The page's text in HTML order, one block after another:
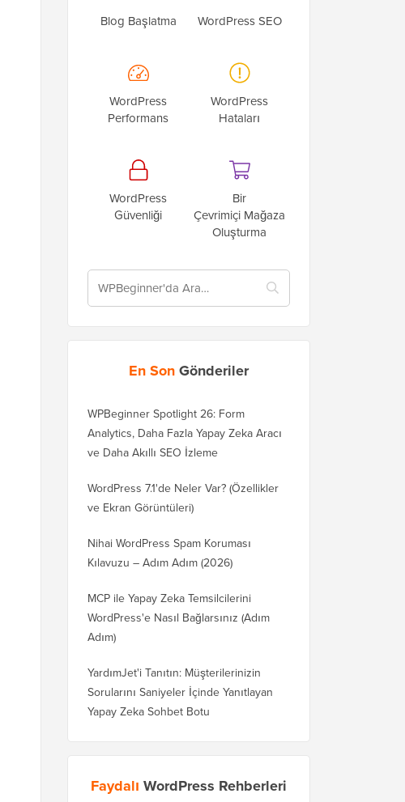
Blog Başlatma WordPress SEO
WordPress
Performans
WordPress
Hataları
WordPress
Güvenliği
Bir
Çevrimiçi Mağaza
Oluşturma
En SonGönderiler
WPBeginner Spotlight 26: Form
Analytics, Daha Fazla Yapay Zeka Aracı
ve Daha Akıllı SEO İzleme
WordPress 7.1'de Neler Var? (Özellikler
ve Ekran Görüntüleri)
Nihai WordPress Spam Koruması
Kılavuzu – Adım Adım (2026)
MCP ile Yapay Zeka Temsilcilerini
WordPress'e Nasıl Bağlarsınız (Adım
Adım)
YardımJet'i Tanıtın: Müşterilerinizin
Sorularını Saniyeler İçinde Yanıtlayan
Yapay Zeka Sohbet Botu
Faydalı WordPress Rehberleri